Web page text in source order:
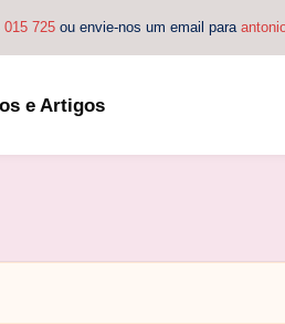
015 725 ou envie-nos um email para
e Artigos